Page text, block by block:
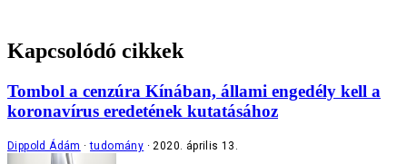
Kapcsolódó cikkek
Tombol a cenzúra Kínában, állami engedély kell a
koronavírus eredetének kutatásához
Dippold Ádám tudomány 2020. április 13.